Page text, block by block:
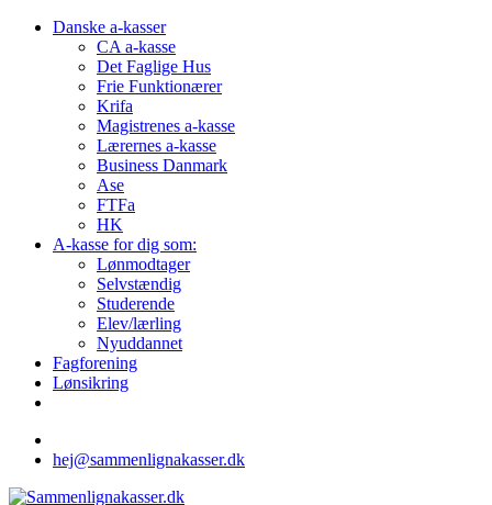
Danske a-kasser
CA a-kasse
Det Faglige Hus
Frie Funktionærer
Krifa
Magistrenes a-kasse
Lærernes a-kasse
Business Danmark
Ase
FTFa
HK
A-kasse for dig som:
Lønmodtager
Selvstændig
Studerende
Elev/lærling
Nyuddannet
Fagforening
Lønsikring
hej@sammenlignakasser.dk